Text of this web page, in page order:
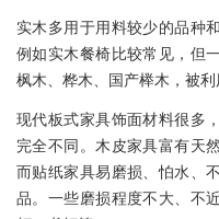
实木多用于用料较少的品种
例如实木餐椅比较常见，但
枫木、桦木、国产榉木，被利
现代板式家具饰面材料很多
完全不同。木皮家具富有天
而贴纸家具易磨损、怕水、
品。一些磨损程度不大、不